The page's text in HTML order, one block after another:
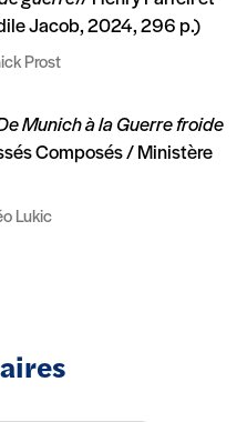
Jacob, 2024, 296 p.)
Prost
Munich à la Guerre froide
Composés / Ministère
Lukic